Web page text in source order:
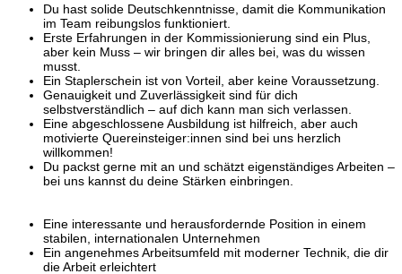
Du hast solide Deutschkenntnisse, damit die Kommunikation
im Team reibungslos funktioniert.
Erste Erfahrungen in der Kommissionierung sind ein Plus,
aber kein Muss – wir bringen dir alles bei, was du wissen
musst.
Ein Staplerschein ist von Vorteil, aber keine Voraussetzung.
Genauigkeit und Zuverlässigkeit sind für dich
selbstverständlich – auf dich kann man sich verlassen.
Eine abgeschlossene Ausbildung ist hilfreich, aber auch
motivierte Quereinsteiger:innen sind bei uns herzlich
willkommen!
Du packst gerne mit an und schätzt eigenständiges Arbeiten –
bei uns kannst du deine Stärken einbringen.
Eine interessante und herausfordernde Position in einem
stabilen, internationalen Unternehmen
Ein angenehmes Arbeitsumfeld mit moderner Technik, die dir
die Arbeit erleichtert